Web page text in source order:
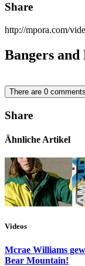
Share
http://mpora.com/
Bangers and
There are 0
Share
Ähnliche Artikel
Videos
Mcrae Williams
Bear Mountain!